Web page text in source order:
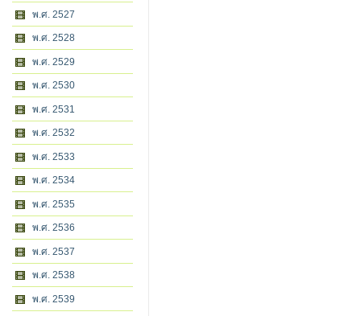
พ.ศ. 2527
พ.ศ. 2528
พ.ศ. 2529
พ.ศ. 2530
พ.ศ. 2531
พ.ศ. 2532
พ.ศ. 2533
พ.ศ. 2534
พ.ศ. 2535
พ.ศ. 2536
พ.ศ. 2537
พ.ศ. 2538
พ.ศ. 2539